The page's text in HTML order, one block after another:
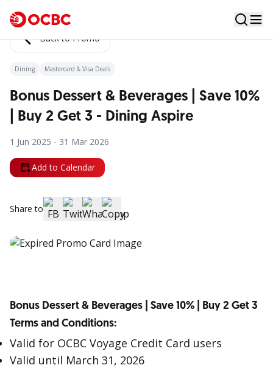
Back to Promo
Dining Mastercard & Visa Deals
Bonus Dessert & Beverages | Save 10%
| Buy 2 Get 3 - Dining Aspire
1 Jun 2025 - 31 Mar 2026
Add to Calendar
Share to
Bonus Dessert & Beverages | Save 10% | Buy 2 Get 3
Terms and Conditions:
Valid for OCBC Voyage Credit Card users
Valid until March 31, 2026